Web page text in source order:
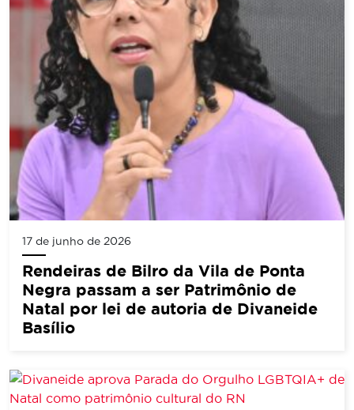
17 de junho de 2026
Rendeiras de Bilro da Vila de Ponta
Negra passam a ser Patrimônio de
Natal por lei de autoria de Divaneide
Basílio